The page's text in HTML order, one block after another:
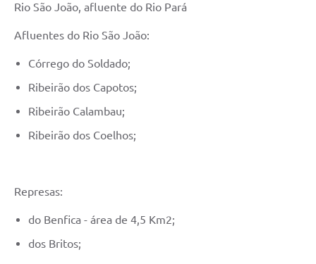
Rio São João, afluente do Rio Pará
Afluentes do Rio São João:
Córrego do Soldado;
Ribeirão dos Capotos;
Ribeirão Calambau;
Ribeirão dos Coelhos;
Represas:
do Benfica - área de 4,5 Km2;
dos Britos;